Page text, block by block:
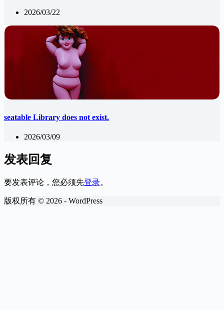
2026/03/22
seatable Library does not exist.
2026/03/09
发表回复
要发表评论，您必须先登录。
版权所有 © 2026 - WordPress